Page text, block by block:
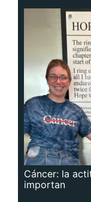
Cáncer: la
importan